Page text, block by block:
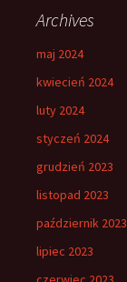
Archives
maj 2024
kwiecień 2024
luty 2024
styczeń 2024
grudzień 2023
listopad 2023
październik 2023
lipiec 2023